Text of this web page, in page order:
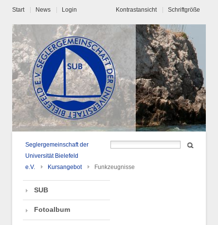
Start News Login Kontrastansicht Schriftgröße
Seglergemeinschaft der
Universität Bielefeld
e.V.
Kursangebot Funkzeugnisse
SUB
Fotoalbum